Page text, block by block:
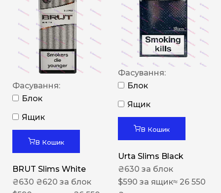
Фасування:
Блок
Ящик
В Кошик
BRUT Slims White
₴630 ₴620 за блок
Фасування:
Блок
Ящик
В Кошик
Urta Slims Black
₴630 за блок
$590 за ящик≈ 26 550